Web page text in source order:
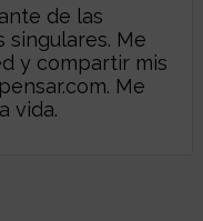
de las
singulares. Me
y compartir mis
. Me
vida.